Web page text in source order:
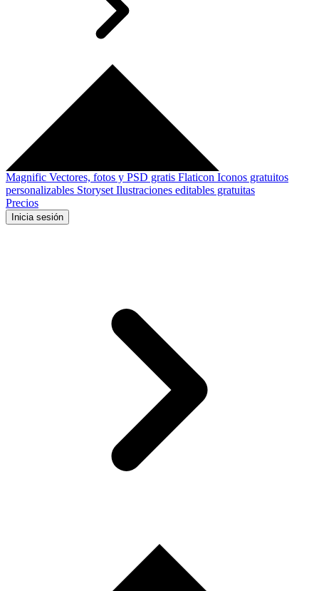
Magnific Vectores, fotos y PSD gratis Flaticon Iconos gratuitos
personalizables Storyset Ilustraciones editables gratuitas
Precios
Inicia sesión